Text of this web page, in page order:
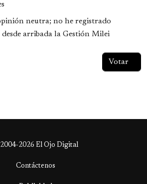
neutra; no he registrado
desde arribada la Gestión Milei
2026 El Ojo Digital
Contáctenos